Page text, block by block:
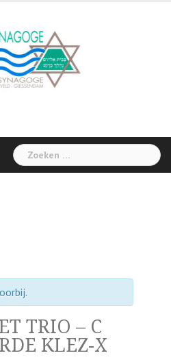
Zoeken
naar:
TRIO – C
KLEZ-X